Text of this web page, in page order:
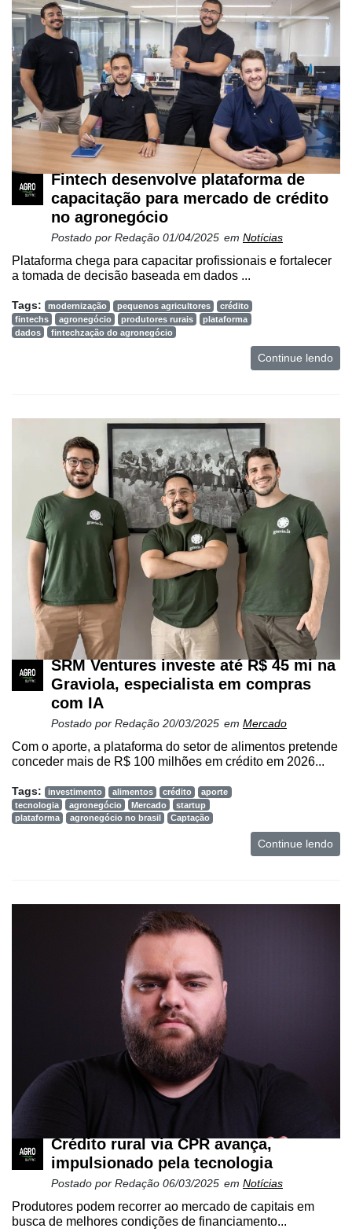
Fintech desenvolve plataforma de
capacitação para mercado de crédito
no agronegócio
Postado por Redação 01/04/2025 em Notícias
Plataforma chega para capacitar profissionais e fortalecer
a tomada de decisão baseada em dados ...
Tags: modernização pequenos agricultores
crédito
fintechs
agronegócio produtores rurais
plataforma
dados
fintechzação do agronegócio
Continue lendo
SRM Ventures investe até R$ 45 mi na
Graviola, especialista em compras
com IA
Postado por Redação 20/03/2025 em Mercado
Com o aporte, a plataforma do setor de alimentos pretende
conceder mais de R$ 100 milhões em crédito em 2026...
Tags: investimento alimentos crédito
aporte
tecnologia
agronegócio Mercado
startup
plataforma
agronegócio no brasil Captação
Continue lendo
Crédito rural via CPR avança,
impulsionado pela tecnologia
Postado por Redação 06/03/2025 em Notícias
Produtores podem recorrer ao mercado de capitais em
busca de melhores condições de financiamento...